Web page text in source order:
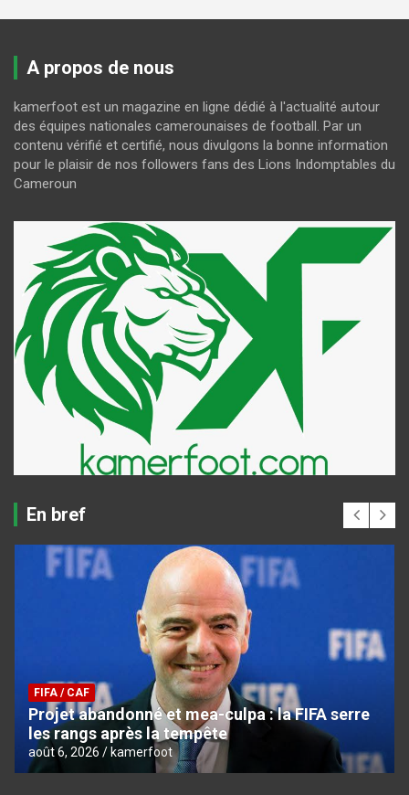
A propos de nous
kamerfoot est un magazine en ligne dédié à l'actualité autour
des équipes nationales camerounaises de football. Par un
contenu vérifié et certifié, nous divulgons la bonne information
pour le plaisir de nos followers fans des Lions Indomptables du
Cameroun
En bref
FIFA / CAF
Projet abandonné et mea-culpa : la FIFA serre
les rangs après la tempête
août 6, 2026 kamerfoot